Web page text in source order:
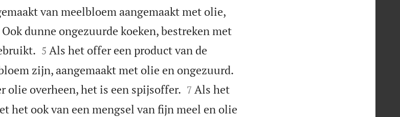
van meelbloem aangemaakt met olie,
dunne ongezuurde koeken, bestreken met

5 Als het offer een product van de
zijn, aangemaakt met olie en ongezuurd.
olie overheen, het is een spijsoffer.
7 Als het
het ook van een mengsel van fijn meel en olie